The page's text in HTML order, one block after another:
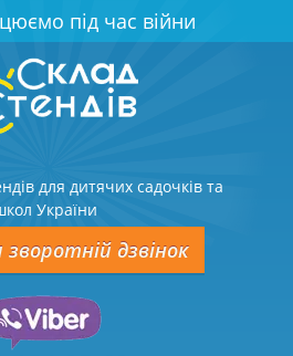
під час війни
для дитячих садочків та
України
дзвінок